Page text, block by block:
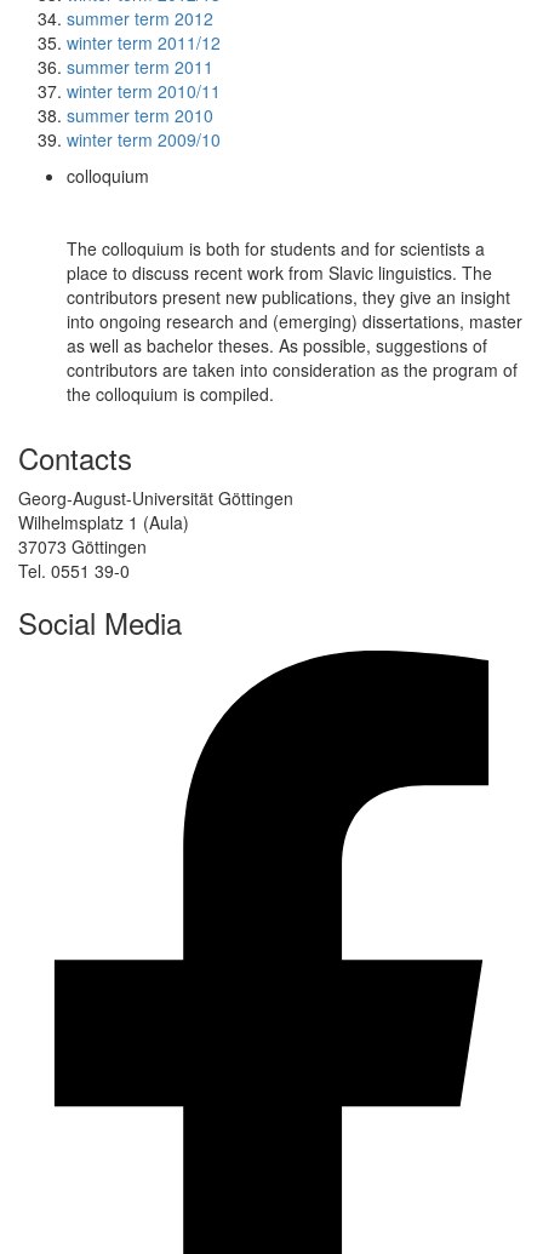
summer term 2012
winter term 2011/12
summer term 2011
winter term 2010/11
summer term 2010
winter term 2009/10
colloquium
The colloquium is both for students and for scientists a
place to discuss recent work from Slavic linguistics. The
contributors present new publications, they give an insight
into ongoing research and (emerging) dissertations, master
as well as bachelor theses. As possible, suggestions of
contributors are taken into consideration as the program of
the colloquium is compiled.
Contacts
Georg-August-Universität Göttingen
Wilhelmsplatz 1 (Aula)
37073 Göttingen
Tel. 0551 39-0
Social Media